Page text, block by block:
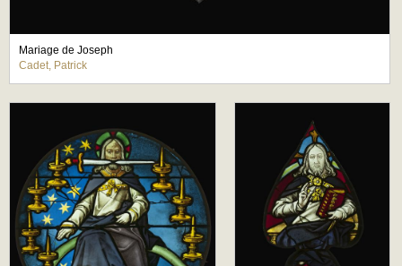
Mariage de Joseph
Cadet, Patrick